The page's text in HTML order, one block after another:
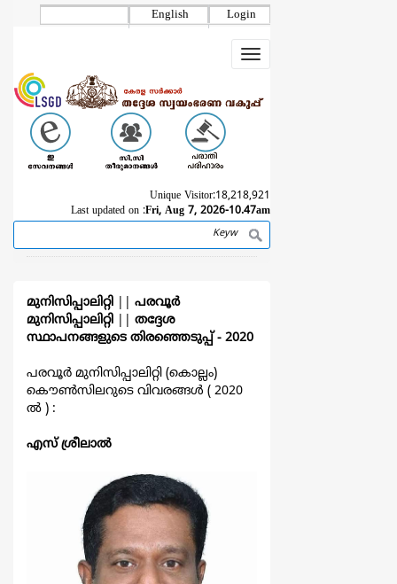
Login
English
Toggle
navigation
Unique Visitor:18,218,921
Last updated on :Fri, Aug 7, 2026-10.47am
Search
മുനിസിപ്പാലിറ്റി
പരവൂര്‍
മുനിസിപ്പാലിറ്റി
തദ്ദേശ
സ്ഥാപനങ്ങളുടെ തിരഞ്ഞെടുപ്പ്‌ - 2020
പരവൂര്‍ മുനിസിപ്പാലിറ്റി (കൊല്ലം)
കൌൺസിലറുടെ വിവരങ്ങള്‍ ( 2020
ല്‍ ) :
എസ് ശ്രീലാല്‍